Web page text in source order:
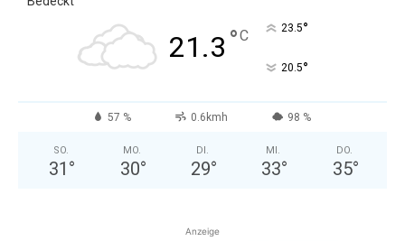
21.3 °C 23.5°
20.5°
57 % 0.6kmh 98 %
SO.
31 °
MO.
30°
DI.
29°
MI.
33°
DO.
35°
Anzeige